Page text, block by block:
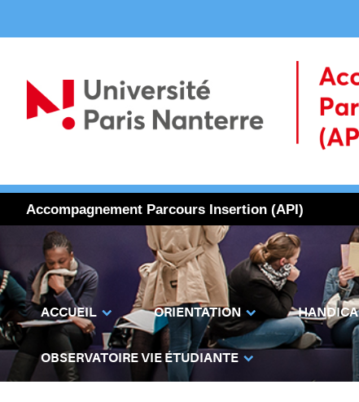
Accompagnement Parcours Insertion (API)
ACCUEIL ORIENTATION
OBSERVATOIRE VIE ÉTUDIANTE